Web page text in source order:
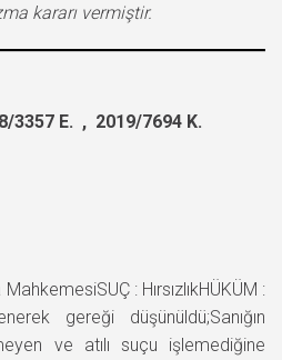
kararı vermiştir.
E. , 2019/7694 K.
: HırsızlıkHÜKÜM :
gereği düşünüldü;Sanığın
ve atılı suçu işlemediğine